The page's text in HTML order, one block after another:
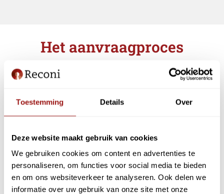
Toestemming Details Over
Deze website maakt gebruik van cookies
We gebruiken cookies om content en advertenties te
personaliseren, om functies voor social media te bieden
en om ons websiteverkeer te analyseren. Ook delen we
informatie over uw gebruik van onze site met onze
Het aanvraagproces